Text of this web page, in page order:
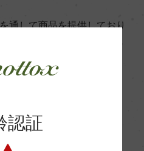
通して商品を提供しており
をしております
店一覧はこちら
認証